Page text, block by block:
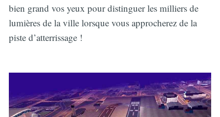
bien grand vos yeux pour distinguer les milliers de
lumières de la ville lorsque vous approcherez de la
piste d’atterrissage !